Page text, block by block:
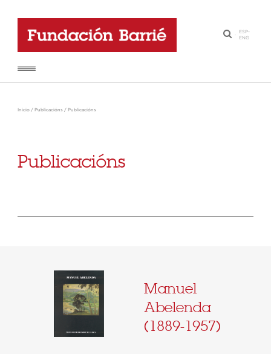
·
ESP-
ENG
Inicio / Publicacións / Publicacións
Publicacións
Manuel
Abelenda
(1889-1957)